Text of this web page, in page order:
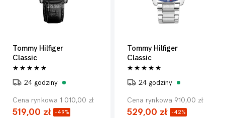
Tommy Hilfiger
Classic
24 godziny
Cena rynkowa 1 010,00 zł
519,00 zł -49%
Tommy Hilfiger
Classic
24 godziny
Cena rynkowa 910,00 zł
529,00 zł -42%